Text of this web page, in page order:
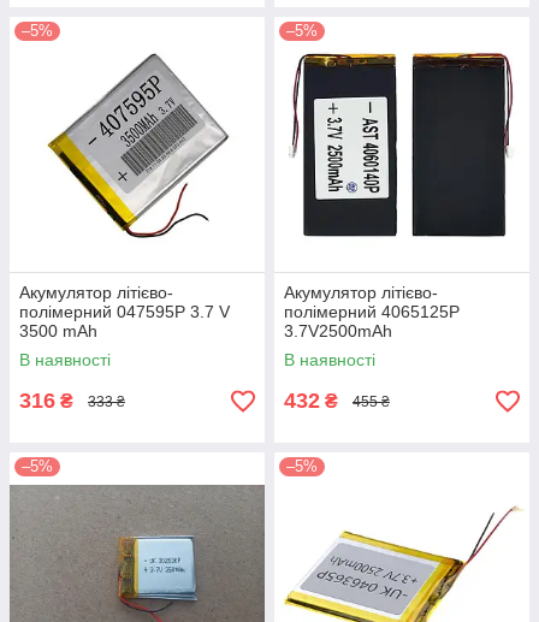
–5%
Акумулятор літієво-
полімерний 047595P 3.7 V
3500 mAh
В наявності
316 ₴ 333 ₴
–5%
Акумулятор літієво-
полімерний 4065125P
3.7V2500mAh
В наявності
432 ₴ 455 ₴
–5% –5%